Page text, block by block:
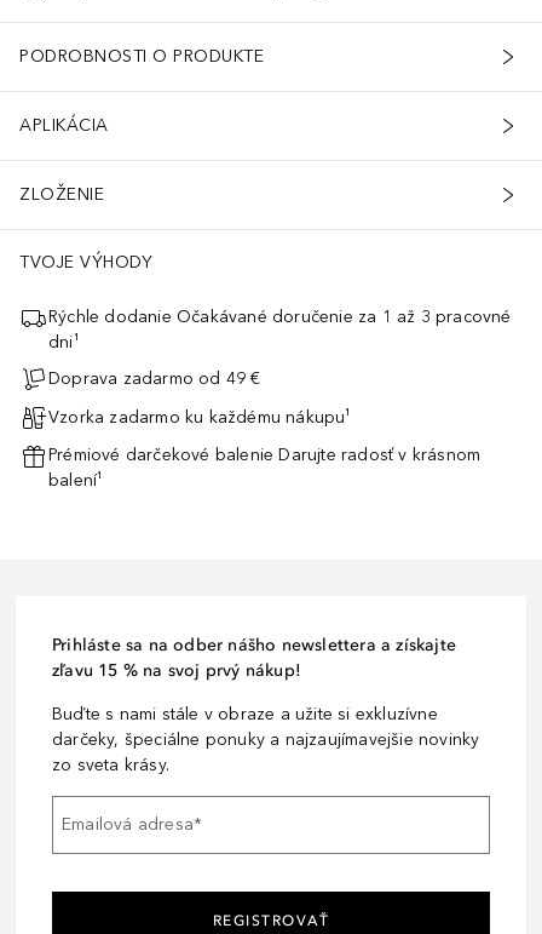
PODROBNOSTI O PRODUKTE
APLIKÁCIA
ZLOŽENIE
TVOJE VÝHODY
Rýchle dodanie Očakávané doručenie za 1 až 3 pracovné
dni¹
Doprava zadarmo od 49 €
Vzorka zadarmo ku každému nákupu¹
Prémiové darčekové balenie Darujte radosť v krásnom
balení¹
Prihláste sa na odber nášho newslettera a získajte
zľavu 15 % na svoj prvý nákup!
Buďte s nami stále v obraze a užite si exkluzívne
darčeky, špeciálne ponuky a najzaujímavejšie novinky
zo sveta krásy.
Emailová adresa*
REGISTROVAŤ